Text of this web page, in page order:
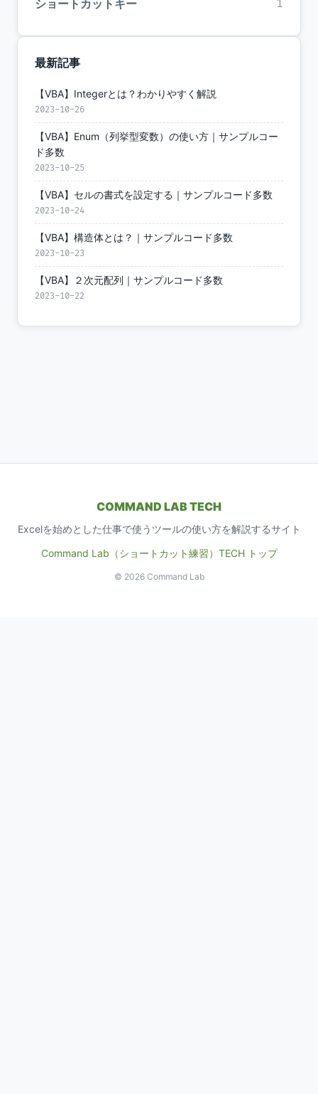
ショートカットキー 1
最新記事
【VBA】Integerとは？わかりやすく解説
2023-10-26
【VBA】Enum（列挙型変数）の使い方｜サンプルコー
ド多数
2023-10-25
【VBA】セルの書式を設定する｜サンプルコード多数
2023-10-24
【VBA】構造体とは？｜サンプルコード多数
2023-10-23
【VBA】２次元配列｜サンプルコード多数
2023-10-22
COMMAND LAB TECH
Excelを始めとした仕事で使うツールの使い方を解説するサイト
Command Lab（ショートカット練習） TECH トップ
© 2026 Command Lab